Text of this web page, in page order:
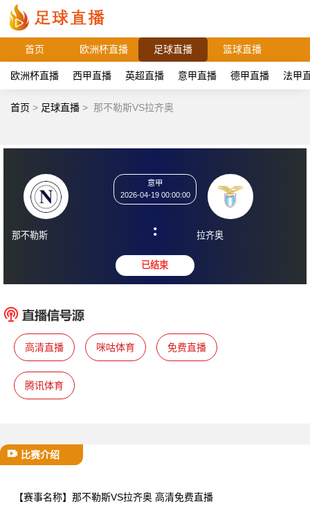
首页 欧洲杯直播 足球直播 篮球直播
欧洲杯直播 西甲直播 英超直播 意甲直播 德甲直播 法甲
首页 > 足球直播 > 那不勒斯VS拉齐奥
那不勒斯
2026-04-19 00:00:00
: 拉齐奥
高清直播 咪咕体育 免费直播
腾讯体育
比赛介绍
【赛事名称】 那不勒斯VS拉齐奥 高清免费直播